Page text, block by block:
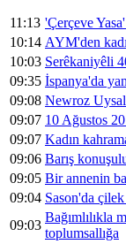
11:13 'Çerçeve
10:14 AYM'den
10:03 Serêkaniyêli
09:35 İspanya'da
09:08 Newroz
09:07 10 Ağustos
09:07 Kadın
09:06 Barış
09:05 Bir annenin
09:04 Sason'da
09:03
Bağımlılıkla
toplumsallığa